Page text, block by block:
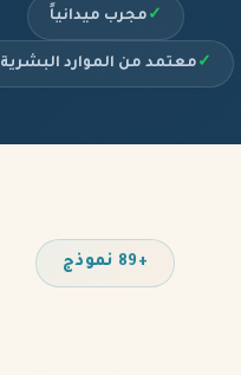
✓ مجرب ميدانياً
✓ معتمد من الموارد البشرية
+89 نموذج